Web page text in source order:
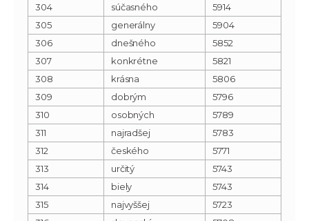
304
súčasného
5914
305
generálny
5904
306
dnešného
5852
307
konkrétne
5821
308
krásna
5806
309
dobrým
5796
310
osobných
5789
311
najradšej
5783
312
českého
5771
313
určitý
5743
314
biely
5743
315
najvyššej
5723